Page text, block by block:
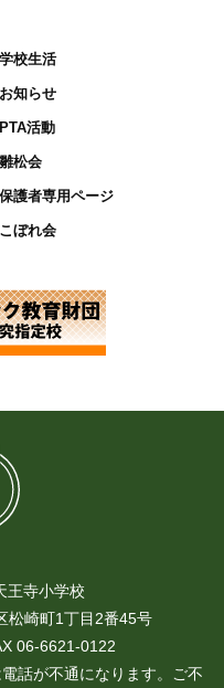
学校生活
お知らせ
PTA活動
雛松会
保護者専用ページ
こぼれ会
王寺小学校
崎町1丁目2番45号
06-6621-0122
話が不通になります。ご不